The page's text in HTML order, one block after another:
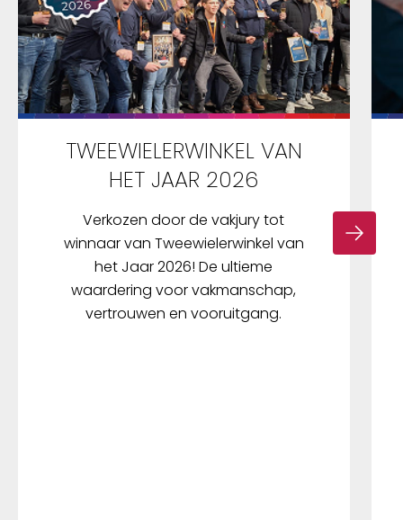
TWEEWIELERWINKEL VAN
HET JAAR 2026
Verkozen door de vakjury tot
winnaar van Tweewielerwinkel van
het Jaar 2026! De ultieme
waardering voor vakmanschap,
vertrouwen en vooruitgang.